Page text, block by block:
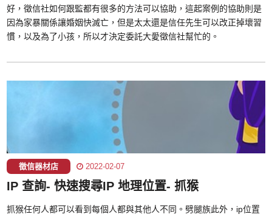
好，徵信社如何跟監都有很多的方法可以協助，這起案例的協助則是
因為家暴關係讓婚姻快滅亡，但是太太還是信任先生可以改正掉壞習
慣，以及為了小孩，所以才決定委託大愛徵信社幫忙的。
徵信器材店 2022-02-07
IP 查詢- 快速搜尋IP 地理位置- 抓猴
抓猴任何人都可以看到每個人都與其他人不同。劈腿族此外，ip位置